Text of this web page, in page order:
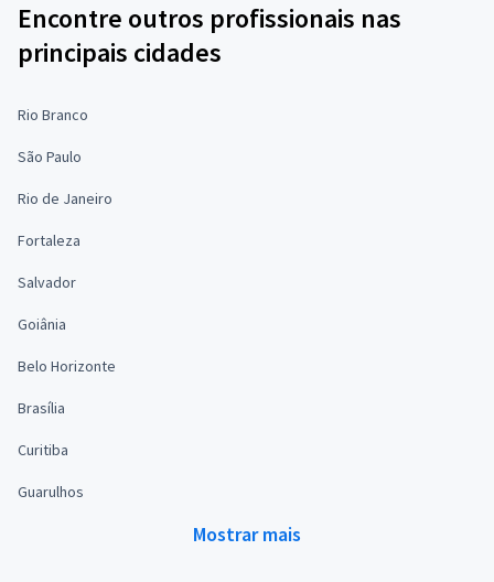
Encontre outros profissionais nas
principais cidades
Rio Branco
São Paulo
Rio de Janeiro
Fortaleza
Salvador
Goiânia
Belo Horizonte
Brasília
Curitiba
Guarulhos
Mostrar mais